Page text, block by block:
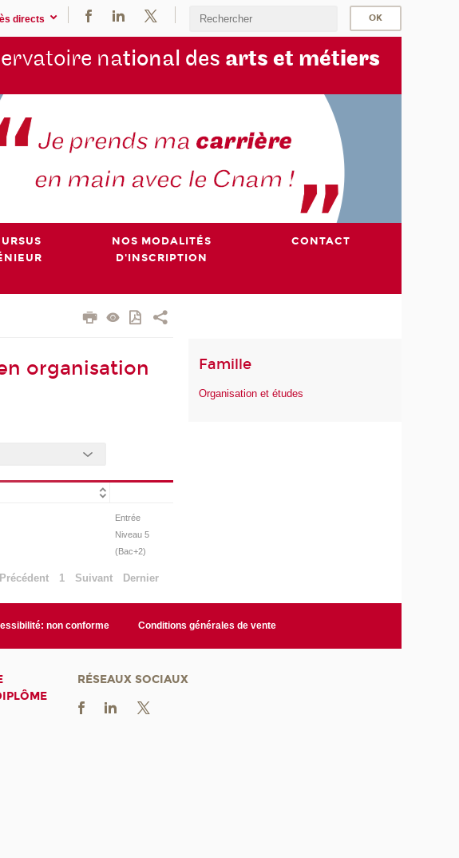
directs
national des arts et métiers
NOS MODALITÉS
D'INSCRIPTION
CONTACT
organisation
Entrée
Niveau 5
(Bac+2)
Précédent 1 Suivant Dernier
Famille
Organisation et études
non conforme Conditions générales de vente
RÉSEAUX SOCIAUX